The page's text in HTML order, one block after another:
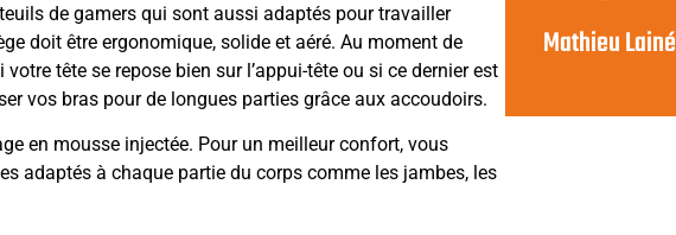
de gamers qui sont aussi adaptés pour travailler
doit être ergonomique, solide et aéré. Au moment de
tête se repose bien sur l’appui-tête ou si ce dernier est
vos bras pour de longues parties grâce aux accoudoirs.
en mousse injectée. Pour un meilleur confort, vous
adaptés à chaque partie du corps comme les jambes, les
Mathieu Lainé